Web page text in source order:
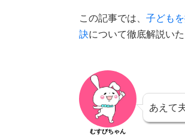
この記事では、 子ども
訣について徹底解説いた
むすびちゃん
あえて